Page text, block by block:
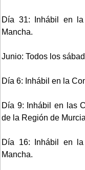
Día 31: Inhábil en la
Mancha.
Junio: Todos los
Día 6: Inhábil en la
Día 9: Inhábil en las
de la Región de
Día 16: Inhábil en la
Mancha.